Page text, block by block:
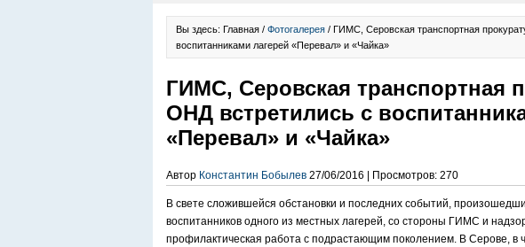
Вы здесь: Главная / Фотогалерея / ГИМС, Серовская транспортная
воспитанниками лагерей «Перевал» и «Чайка»
ГИМС, Серовская транспортная
ОНД встретились с
«Перевал» и «Чайка»
Автор Константин Бобылев 27/06/2016 | Просмотров: 270
В свете сложившейся обстановки и последних событий,
воспитанников одного из местных лагерей, со стороны ГИМС и
профилактическая работа с подрастающим поколением. В Серове, в